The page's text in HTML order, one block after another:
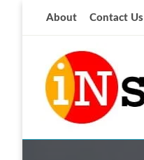
About Contact Us
आज की ताजा खबर